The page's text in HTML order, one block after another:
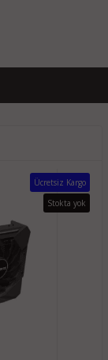
Ücretsiz Kargo
Stokta yok